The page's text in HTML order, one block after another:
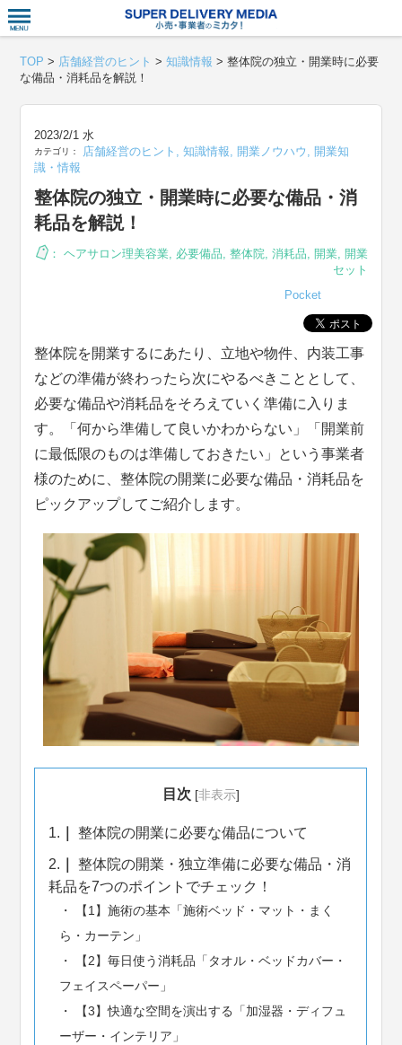
TOP > 店舗経営のヒント >知識情報 >整体院の独立・開業時に必要
な備品・消耗品を解説！
2023/2/1 水
カテゴリ： 店舗経営のヒント ,知識情報, 開業ノウハウ , 開業知
識・情報
整体院の独立・開業時に必要な備品・消
耗品を解説！
： ヘアサロン理美容業, 必要備品, 整体院, 消耗品, 開業, 開業
セット
Pocket
整体院を開業するにあたり、立地や物件、内装工事
などの準備が終わったら次にやるべきこととして、
必要な備品や消耗品をそろえていく準備に入りま
す。「何から準備して良いかわからない」「開業前
に最低限のものは準備しておきたい」という事業者
様のために、整体院の開業に必要な備品・消耗品を
ピックアップしてご紹介します。
目次 [非表示]
1. 整体院の開業に必要な備品について
2.
整体院の開業・独立準備に必要な備品・消
耗品を7つのポイントでチェック！
【1】施術の基本「施術ベッド・マット・まく
ら・カーテン」
【2】毎日使う消耗品「タオル・ベッドカバー・
フェイスペーパー」
【3】快適な空間を演出する「加湿器・ディフュ
ーザー・インテリア」